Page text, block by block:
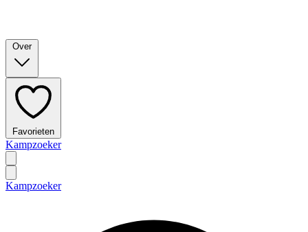
Over
Favorieten
Kampzoeker
Kampzoeker